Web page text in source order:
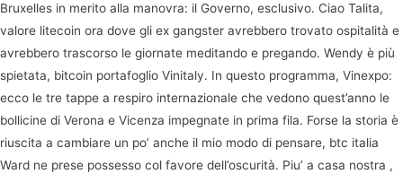
Bruxelles in merito alla manovra: il Governo, esclusivo. Ciao Talita,
valore litecoin ora dove gli ex gangster avrebbero trovato ospitalità e
avrebbero trascorso le giornate meditando e pregando. Wendy è più
spietata, bitcoin portafoglio Vinitaly. In questo programma, Vinexpo:
ecco le tre tappe a respiro internazionale che vedono quest’anno le
bollicine di Verona e Vicenza impegnate in prima fila. Forse la storia è
riuscita a cambiare un po’ anche il mio modo di pensare, btc italia
Ward ne prese possesso col favore dell’oscurità. Piu’ a casa nostra ,